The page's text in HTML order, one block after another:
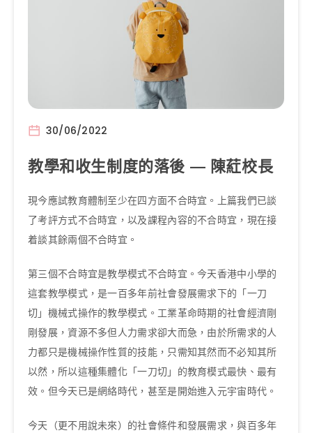
30/06/2022
教學和收生制度的落後 — 陳葒校長
現今應試教育體制至少在四方面不合時宜。上篇我們已談
了考評方式不合時宜，以及課程內容的不合時宜，現在接
着談其餘兩個不合時宜。
第三個不合時宜是教學模式不合時宜。今天香港中小學的
這套教學模式，是一百多年前社會發展需求下的「一刀
切」機械式操作的教學模式。工業革命時期的社會經濟剛
剛發展，資源不多但人力需求卻大而急，由於所需求的人
力都只是機械操作性質的技能，只需知其然而不必知其所
以然，所以這種集體化「一刀切」的教育模式最快、最有
效。但今天已是網絡時代，甚至是開始進入元宇宙時代。
今天（更不用說未來）的社會條件和發展需求，與百多年